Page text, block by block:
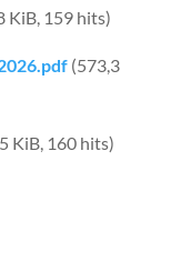
KiB, 159 hits)
(573,3
KiB, 160 hits)